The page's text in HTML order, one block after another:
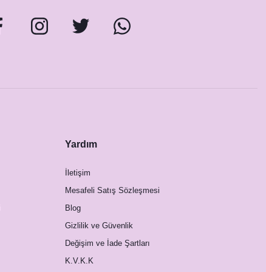
Yardım
İletişim
Mesafeli Satış Sözleşmesi
Blog
Gizlilik ve Güvenlik
Değişim ve İade Şartları
K.V.K.K